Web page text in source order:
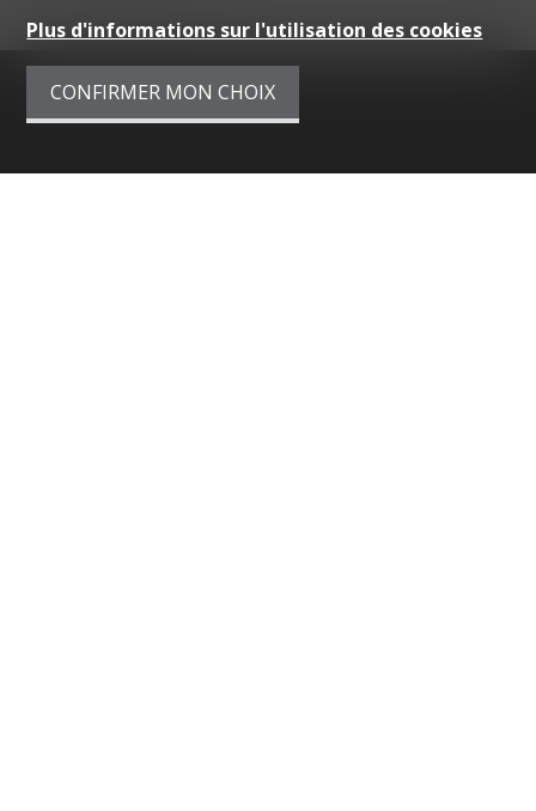
Plus d'informations sur l'utilisation des cookies
CONFIRMER MON CHOIX